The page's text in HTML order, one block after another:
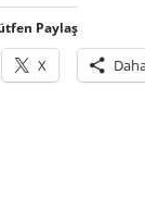
Paylaş
X